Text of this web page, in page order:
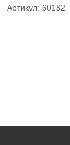
Артикул: 60182